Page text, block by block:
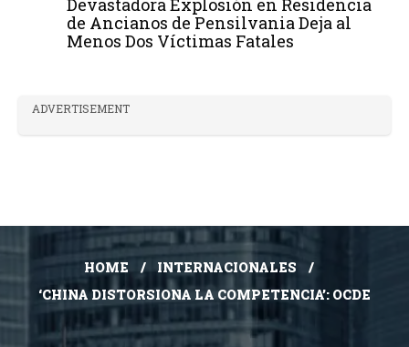
Devastadora Explosión en Residencia
de Ancianos de Pensilvania Deja al
Menos Dos Víctimas Fatales
ADVERTISEMENT
HOME
INTERNACIONALES
‘CHINA DISTORSIONA LA COMPETENCIA’: OCDE